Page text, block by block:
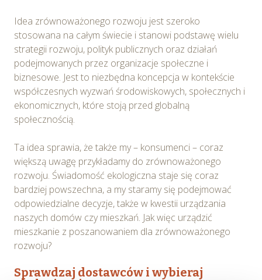
Idea zrównoważonego rozwoju jest szeroko
stosowana na całym świecie i stanowi podstawę wielu
strategii rozwoju, polityk publicznych oraz działań
podejmowanych przez organizacje społeczne i
biznesowe. Jest to niezbędna koncepcja w kontekście
współczesnych wyzwań środowiskowych, społecznych i
ekonomicznych, które stoją przed globalną
społecznością.
Ta idea sprawia, że także my – konsumenci – coraz
większą uwagę przykładamy do zrównoważonego
rozwoju. Świadomość ekologiczna staje się coraz
bardziej powszechna, a my staramy się podejmować
odpowiedzialne decyzje, także w kwestii urządzania
naszych domów czy mieszkań. Jak więc urządzić
mieszkanie z poszanowaniem dla zrównoważonego
rozwoju?
Sprawdzaj dostawców i wybieraj